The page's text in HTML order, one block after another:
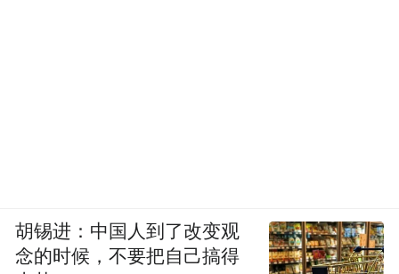
胡锡进：中国人到了改变观
念的时候，不要把自己搞得